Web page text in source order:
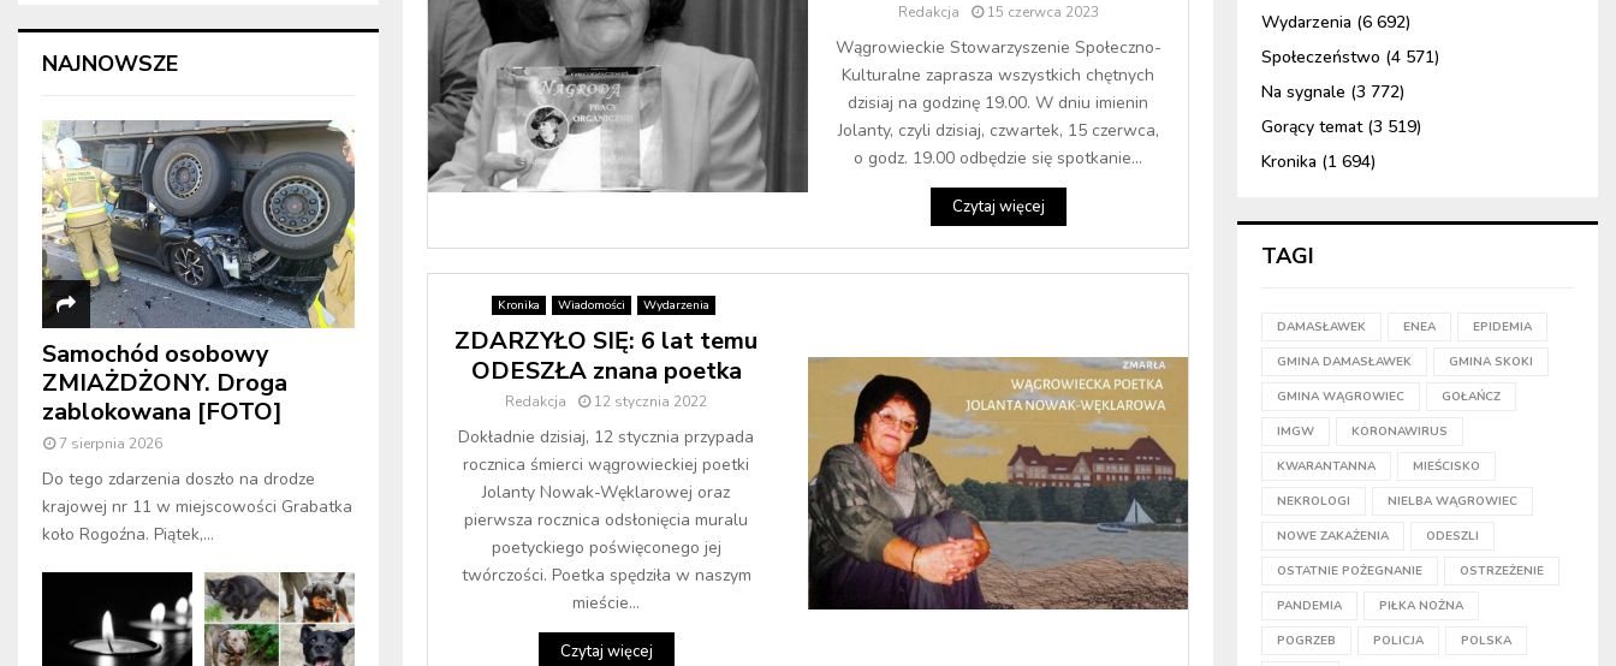
Redakcja 15 czerwca 2023
Wągrowieckie Stowarzyszenie Społeczno-
Kulturalne zaprasza wszystkich chętnych
dzisiaj na godzinę 19.00. W dniu imienin
Jolanty, czyli dzisiaj, czwartek, 15 czerwca,
o godz. 19.00 odbędzie się spotkanie...
Czytaj więcej
Kronika Wiadomości Wydarzenia
ZDARZYŁO SIĘ: 6 lat temu
ODESZŁA znana poetka
Redakcja 12 stycznia 2022
Dokładnie dzisiaj, 12 stycznia przypada
rocznica śmierci wągrowieckiej poetki
Jolanty Nowak-Węklarowej oraz
pierwsza rocznica odsłonięcia muralu
poetyckiego poświęconego jej
twórczości. Poetka spędziła w naszym
mieście...
Czytaj więcej
NAJNOWSZE
Samochód osobowy
ZMIAŻDŻONY. Droga
zablokowana [FOTO]
7 sierpnia 2026
Do tego zdarzenia doszło na drodze
krajowej nr 11 w miejscowości Grabatka
koło Rogoźna. Piątek,...
Wydarzenia (6 692)
Społeczeństwo (4 571)
Na sygnale (3 772)
Gorący temat(3 519)
Kronika (1 694)
TAGI
DAMASŁAWEK ENEA EPIDEMIA
GMINA DAMASŁAWEK GMINA SKOKI
GMINA WĄGROWIEC GOŁAŃCZ
IMGW KORONAWIRUS
KWARANTANNA MIEŚCISKO
NEKROLOGI NIELBA WĄGROWIEC
NOWE ZAKAŻENIA ODESZLI
OSTATNIE POŻEGNANIE OSTRZEŻENIE
PANDEMIA PIŁKA NOŻNA
POGRZEB POLICJA POLSKA